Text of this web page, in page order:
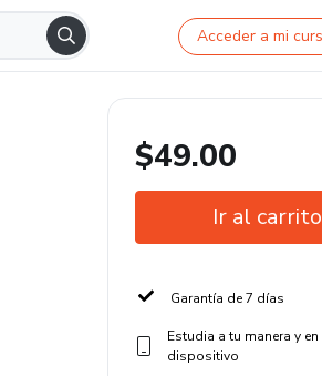
Acceder a mi
$49.00
Ir al carrito
Garantía de 7 días
Estudia a tu manera y
dispositivo